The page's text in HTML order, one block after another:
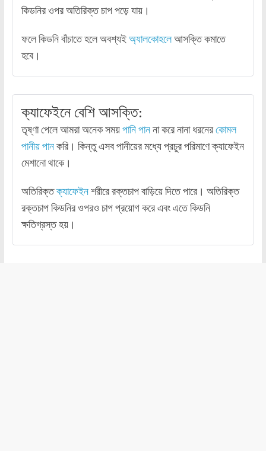
কিডনির ওপর অতিরিক্ত চাপ পড়ে যায়।
ফলে কিডনি বাঁচাতে হলে অবশ্যইঅ্যালকোহলেআসক্তি কমাতে
হবে।
ক্যাফেইনে বেশি আসক্তি:
তৃষ্ণা পেলে আমরা অনেক সময়পানি পাননা করে নানা ধরনেরকোমল
পানীয় পানকরি। কিন্তু এসব পানীয়ের মধ্যে প্রচুর পরিমাণে ক্যাফেইন
মেশানো থাকে।
অতিরিক্তক্যাফেইনশরীরে রক্তচাপ বাড়িয়ে দিতে পারে। অতিরিক্ত
রক্তচাপ কিডনির ওপরও চাপ প্রয়োগ করে এবং এতে কিডনি
ক্ষতিগ্রস্ত হয়।